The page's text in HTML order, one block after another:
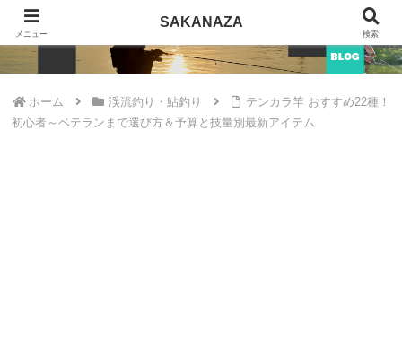
SAKANAZA
ホーム 渓流釣り・鮎釣り
テンカラ竿 おすすめ22種！
初心者～ベテランまで選び方＆予算と技量別最新アイテム
メニュー
SAKANAZA
検索